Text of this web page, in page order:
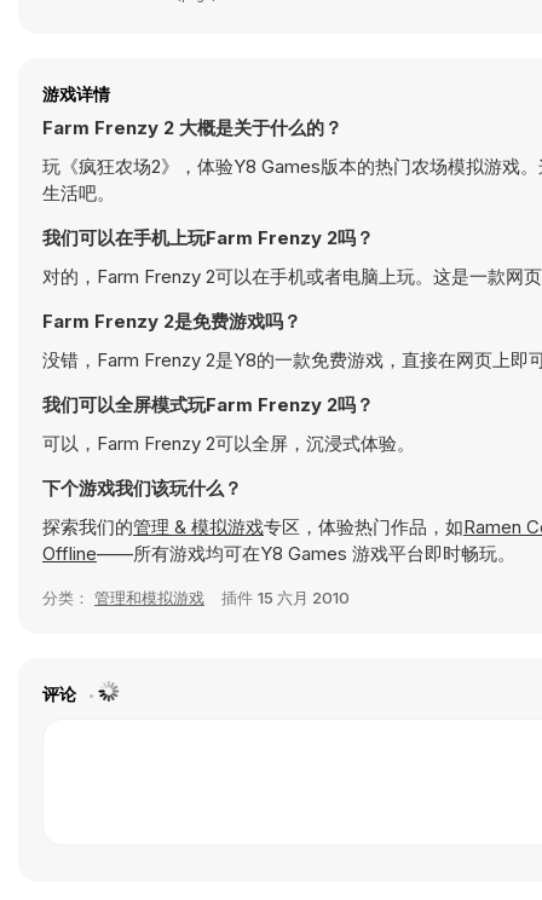
游戏详情
Farm Frenzy 2 大概是关于什么的？
玩《疯狂农场2》，体验Y8 Games版本的热门农场模拟游戏
生活吧。
我们可以在手机上玩Farm Frenzy 2吗？
对的，Farm Frenzy 2可以在手机或者电脑上玩。这是一款网
Farm Frenzy 2是免费游戏吗？
没错，Farm Frenzy 2是Y8的一款免费游戏，直接在网页上即
我们可以全屏模式玩Farm Frenzy 2吗？
可以，Farm Frenzy 2可以全屏，沉浸式体验。
下个游戏我们该玩什么？
探索我们的管理 & 模拟游戏专区，体验热门作品，如Ramen
Offline——所有游戏均可在Y8 Games 游戏平台即时畅玩。
分类： 管理和模拟游戏 插件 15 六月 2010
评论